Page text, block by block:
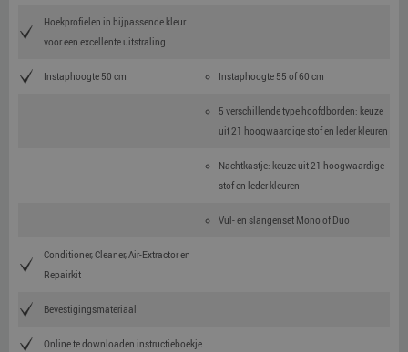
Hoekprofielen in bijpassende kleur
voor een excellente uitstraling
Instaphoogte 50 cm Instaphoogte 55 of 60 cm
5 verschillende type hoofdborden: keuze
uit 21 hoogwaardige stof en leder kleuren
Nachtkastje: keuze uit 21 hoogwaardige
stof en leder kleuren
Vul- en slangenset Mono of Duo
Conditioner, Cleaner, Air-Extractor en
Repairkit
Bevestigingsmateriaal
Online te downloaden instructieboekje